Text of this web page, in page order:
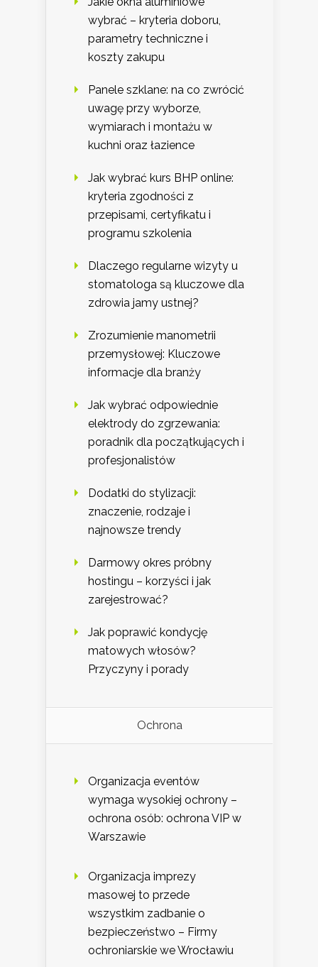
wybrać – kryteria doboru,
parametry techniczne i
koszty zakupu
Panele szklane: na co zwrócić
uwagę przy wyborze,
wymiarach i montażu w
kuchni oraz łazience
Jak wybrać kurs BHP online:
kryteria zgodności z
przepisami, certyfikatu i
programu szkolenia
Dlaczego regularne wizyty u
stomatologa są kluczowe dla
zdrowia jamy ustnej?
Zrozumienie manometrii
przemysłowej: Kluczowe
informacje dla branży
Jak wybrać odpowiednie
elektrody do zgrzewania:
poradnik dla początkujących i
profesjonalistów
Dodatki do stylizacji:
znaczenie, rodzaje i
najnowsze trendy
Darmowy okres próbny
hostingu – korzyści i jak
zarejestrować?
Jak poprawić kondycję
matowych włosów?
Przyczyny i porady
Ochrona
Organizacja eventów
wymaga wysokiej ochrony –
ochrona osób: ochrona VIP w
Warszawie
Organizacja imprezy
masowej to przede
wszystkim zadbanie o
bezpieczeństwo – Firmy
ochroniarskie we Wrocławiu